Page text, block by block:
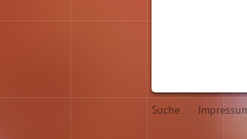
Suche |